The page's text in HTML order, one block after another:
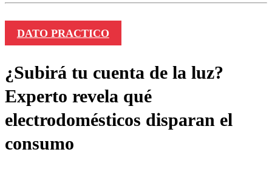
DATO PRACTICO
¿Subirá tu cuenta de la luz?
Experto revela qué
electrodomésticos disparan el
consumo